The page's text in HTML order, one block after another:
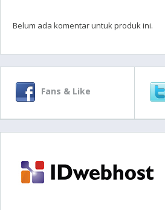
Belum ada komentar untuk produk ini.
Fans & Like